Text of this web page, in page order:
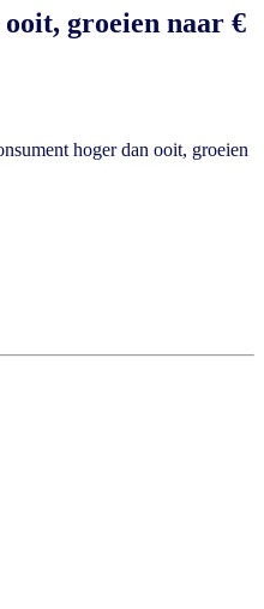
groeien naar €
hoger dan ooit, groeien